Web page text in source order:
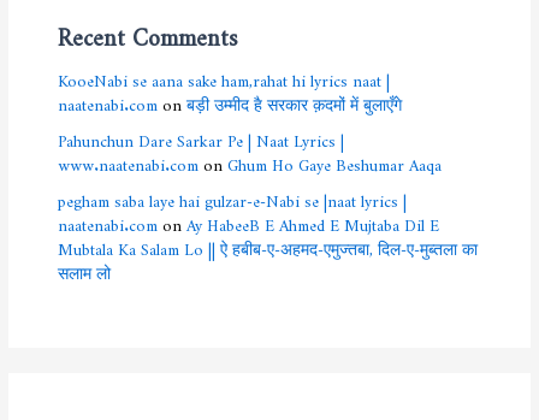
Recent Comments
KooeNabi se aana sake ham,rahat hi lyrics naat |
naatenabi.comonबड़ी उम्मीद है सरकार क़दमों में बुलाएँगे
Pahunchun Dare Sarkar Pe | Naat Lyrics |
www.naatenabi.comonGhum Ho Gaye Beshumar Aaqa
pegham saba laye hai gulzar-e-Nabi se |naat lyrics |
naatenabi.comonAy HabeeB E Ahmed E Mujtaba Dil E
Mubtala Ka Salam Lo || ऐ हबीब-ए-अहमद-एमुज्तबा, दिल-ए-मुब्तला का
सलाम लो